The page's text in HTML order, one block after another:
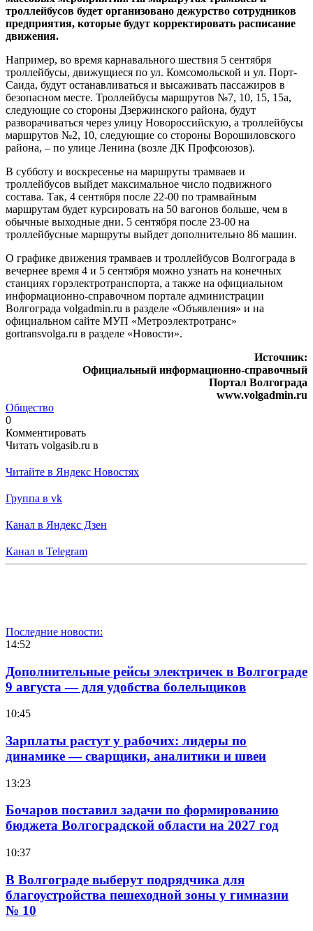
троллейбусов будет организовано дежурство сотрудников
предприятия, которые будут корректировать расписание
движения.
Например, во время карнавального шествия 5 сентября
троллейбусы, движущиеся по ул. Комсомольской и ул. Порт-
Саида, будут останавливаться и высаживать пассажиров в
безопасном месте. Троллейбусы маршрутов №7, 10, 15, 15а,
следующие со стороны Дзержинского района, будут
разворачиваться через улицу Новороссийскую, а троллейбусы
маршрутов №2, 10, следующие со стороны Ворошиловского
района, – по улице Ленина (возле ДК Профсоюзов).
В субботу и воскресенье на маршруты трамваев и
троллейбусов выйдет максимальное число подвижного
состава. Так, 4 сентября после 22-00 по трамвайным
маршрутам будет курсировать на 50 вагонов больше, чем в
обычные выходные дни. 5 сентября после 23-00 на
троллейбусные маршруты выйдет дополнительно 86 машин.
О графике движения трамваев и троллейбусов Волгограда в
вечернее время 4 и 5 сентября можно узнать на конечных
станциях горэлектротранспорта, а также на официальном
информационно-справочном портале администрации
Волгограда volgadmin.ru в разделе «Объявления» и на
официальном сайте МУП «Метроэлектротранс»
gortransvolga.ru в разделе «Новости».
Источник:
Официальный информационно-справочный
Портал Волгограда
www.volgadmin.ru
Общество
0
Комментировать
Читать volgasib.ru в
Читайте в Яндекс Новостях
Группа в vk
Канал в Яндекс Дзен
Канал в Telegram
Последние новости:
14:52
Дополнительные рейсы электричек в Волгограде
9 августа — для удобства болельщиков
10:45
Зарплаты растут у рабочих: лидеры по
динамике — сварщики, аналитики и швеи
13:23
Бочаров поставил задачи по формированию
бюджета Волгоградской области на 2027 год
10:37
В Волгограде выберут подрядчика для
благоустройства пешеходной зоны у гимназии
№ 10